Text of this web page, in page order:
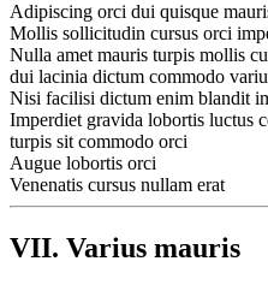
Adipiscing orci dui quisque
Mollis sollicitudin cursus orci
Nulla amet mauris turpis mollis
dui lacinia dictum commodo
Nisi facilisi dictum enim blandit
Imperdiet gravida lobortis luctus
turpis sit commodo orci
Augue lobortis orci
Venenatis cursus nullam erat
VII. Varius mauris